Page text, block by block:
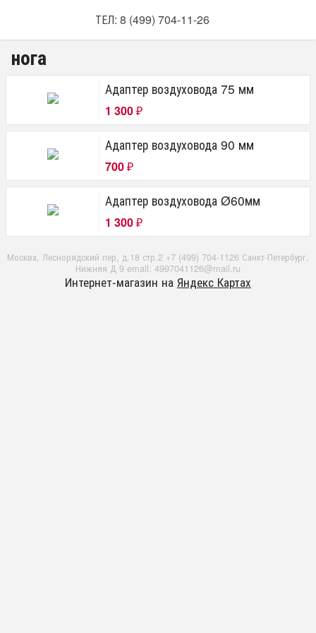
ТЕЛ: 8 (499) 704-11-26
нога
Адаптер воздуховода 75 мм
1 300 ₽
Адаптер воздуховода 90 мм
700 ₽
Адаптер воздуховода Ø60мм
1 300 ₽
Москва, Леснорядский пер, д.18 стр.2 +7 (499) 704-1126 Санкт-Петербург,
Нижняя Д 9 email: 4997041126@mail.ru
Интернет-магазин на Яндекс Картах